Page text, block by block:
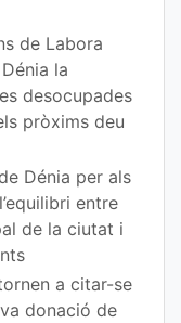
de Labora
la
desocupades
pròxims deu
Dénia per als
entre
de la ciutat i
a citar-se
donació de